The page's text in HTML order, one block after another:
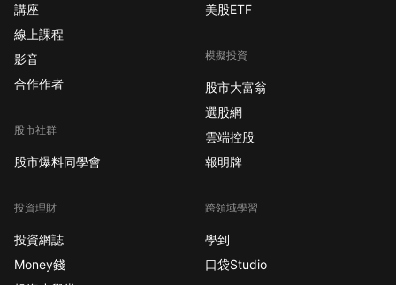
講座
線上課程
影音
合作作者
股市社群
股市爆料同學會
投資理財
投資網誌
Money錢
美股ETF
模擬投資
股市大富翁
選股網
雲端控股
報明牌
跨領域學習
學到
口袋Studio